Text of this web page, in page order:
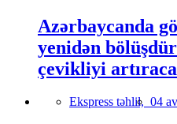
Azərbaycanda
yenidən
çevikliyi
Ekspress təhlil, 04